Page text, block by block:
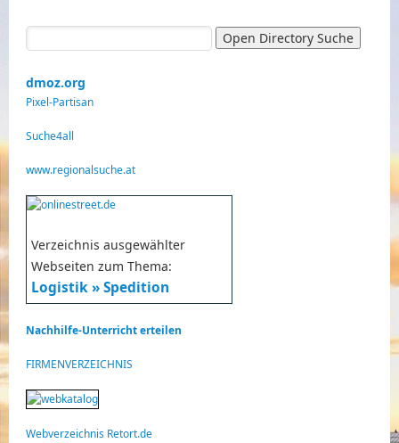
dmoz.org
Pixel-Partisan
Suche4all
www.regionalsuche.at
Verzeichnis ausgewählter
Webseiten zum Thema:
Logistik » Spedition
Nachhilfe-Unterricht erteilen
FIRMENVERZEICHNIS
Webverzeichnis Retort.de